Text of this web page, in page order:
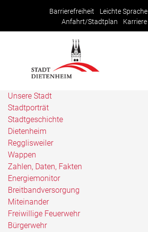
Barrierefreiheit Leichte Sprache
Anfahrt/Stadtplan
Karriere
Unsere Stadt
Stadtporträt
Stadtgeschichte
Dietenheim
Regglisweiler
Wappen
Zahlen, Daten, Fakten
Energiemonitor
Breitbandversorgung
Miteinander
Freiwillige Feuerwehr
Bürgerwehr